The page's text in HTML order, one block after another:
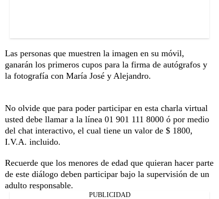
Las personas que muestren la imagen en su móvil,
ganarán los primeros cupos para la firma de autógrafos y
la fotografía con María José y Alejandro.
No olvide que para poder participar en esta charla virtual
usted debe llamar a la línea 01 901 111 8000 ó por medio
del chat interactivo, el cual tiene un valor de $ 1800,
I.V.A. incluido.
Recuerde que los menores de edad que quieran hacer parte
de este diálogo deben participar bajo la supervisión de un
adulto responsable.
PUBLICIDAD